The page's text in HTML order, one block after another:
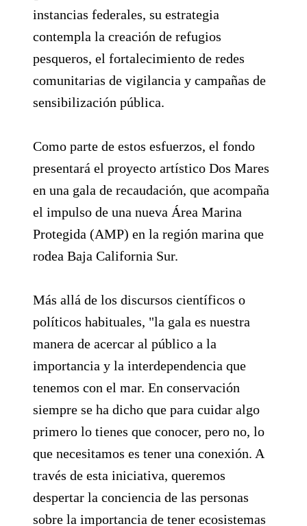
instancias federales, su estrategia
contempla la creación de refugios
pesqueros, el fortalecimiento de redes
comunitarias de vigilancia y campañas de
sensibilización pública.
Como parte de estos esfuerzos, el fondo
presentará el proyecto artístico Dos Mares
en una gala de recaudación, que acompaña
el impulso de una nueva Área Marina
Protegida (AMP) en la región marina que
rodea Baja California Sur.
Más allá de los discursos científicos o
políticos habituales, "la gala es nuestra
manera de acercar al público a la
importancia y la interdependencia que
tenemos con el mar. En conservación
siempre se ha dicho que para cuidar algo
primero lo tienes que conocer, pero no, lo
que necesitamos es tener una conexión. A
través de esta iniciativa, queremos
despertar la conciencia de las personas
sobre la importancia de tener ecosistemas